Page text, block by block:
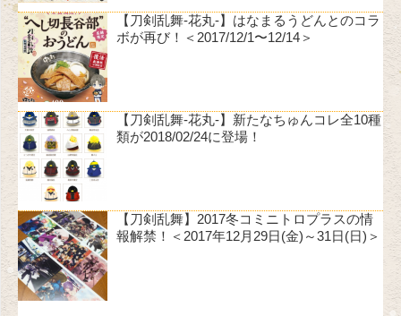
【刀剣乱舞-花丸-】はなまるうどんとのコラ
ボが再び！＜2017/12/1〜12/14＞
【刀剣乱舞-花丸-】新たなちゅんコレ全10種
類が2018/02/24に登場！
【刀剣乱舞】2017冬コミニトロプラスの情
報解禁！＜2017年12月29日(金)～31日(日)＞